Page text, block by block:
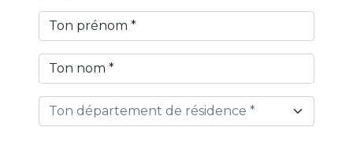
Ton département de résidence *